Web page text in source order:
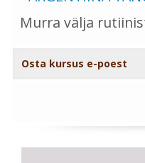
Murra välja
Osta kursus e-poest